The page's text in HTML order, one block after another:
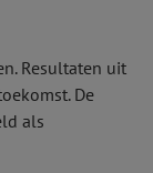
Resultaten uit
De
als